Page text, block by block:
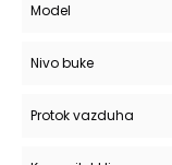
Model
Nivo buke
Protok vazduha